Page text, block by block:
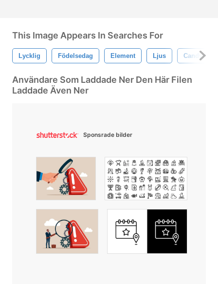
This Image Appears In Searches For
Lycklig Födelsedag Element Ljus Candym
Användare Som Laddade Ner Den Här Filen
Laddade Även Ner
Sponsrade bilder